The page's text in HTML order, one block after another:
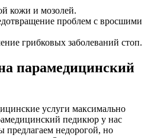
кожи и мозолей.
проблем с вросшими
грибковых заболеваний стоп.
парамедицинский
услуги максимально
педикюр у нас
предлагаем недорогой, но